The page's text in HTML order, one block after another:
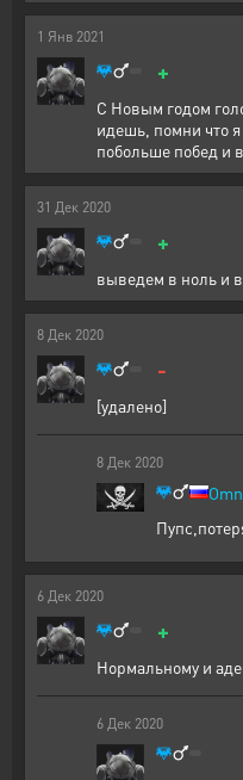
1 Янв 2021
+
С Новым годом
идешь, помни что я
побольше побед и
31 Дек 2020
+
выведем в ноль и
8 Дек 2020
-
[удалено]
8 Дек 2020
6 Дек 2020
+
Нормальному и
6 Дек 2020